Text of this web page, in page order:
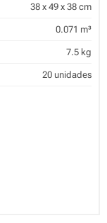
38 x 49 x 38 cm
0.071 m³
7.5 kg
20 unidades